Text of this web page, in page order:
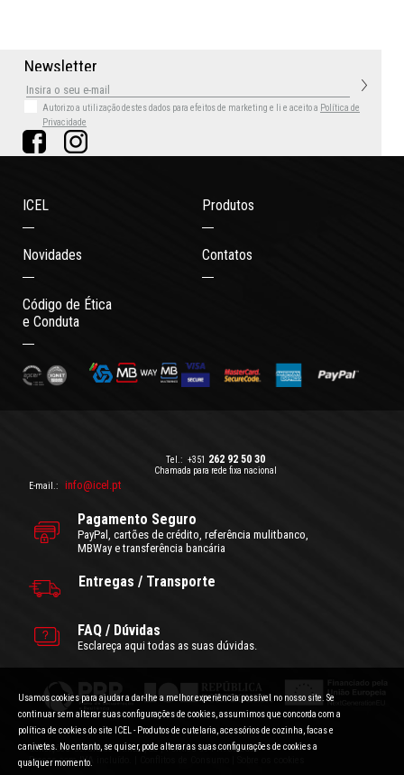
Newsletter
Autorizo a utilização destes dados para efeitos de marketing e li e aceito a Política de
Privacidade
ICEL Produtos
Novidades Contatos
Código de Ética
e Conduta
Tel.: +351 262 92 50 30
Chamada para rede fixa nacional
E-mail.:
info@icel.pt
Pagamento Seguro
PayPal, cartões de crédito, referência mulitbanco,
MBWay e transferência bancária
Entregas / Transporte
FAQ / Dúvidas
Esclareça aqui todas as suas dúvidas.
Condições Gerais de Utilização |Politica de Privacidade
Preços com IVA incluído.
Usamos cookies para ajudar a dar-lhe a melhor experiência possível no nosso site. Se
continuar sem alterar suas configurações de cookies, assumimos que concorda com a
política de cookies do site ICEL - Produtos de cutelaria, acessórios de cozinha, facas e
canivetes. No entanto, se quiser, pode alterar as suas configurações de cookies a
qualquer momento.